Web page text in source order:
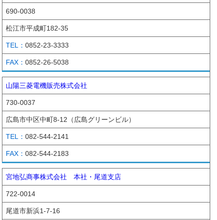
690-0038
松江市平成町182-35
0852-23-3333
0852-26-5038
山陽三菱電機販売株式会社
730-0037
広島市中区中町8-12（広島グリーンビル）
082-544-2141
082-544-2183
宮地弘商事株式会社 本社・尾道支店
722-0014
尾道市新浜1-7-16